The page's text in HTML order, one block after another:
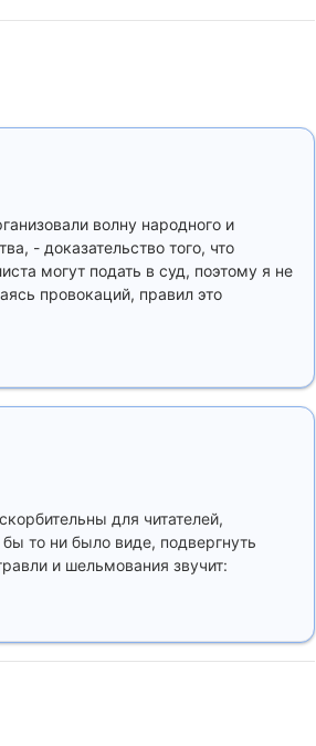
волну народного и
- доказательство того, что
могут подать в суд, поэтому я не
провокаций, правил это
для читателей,
то ни было виде, подвергнуть
и шельмования звучит: